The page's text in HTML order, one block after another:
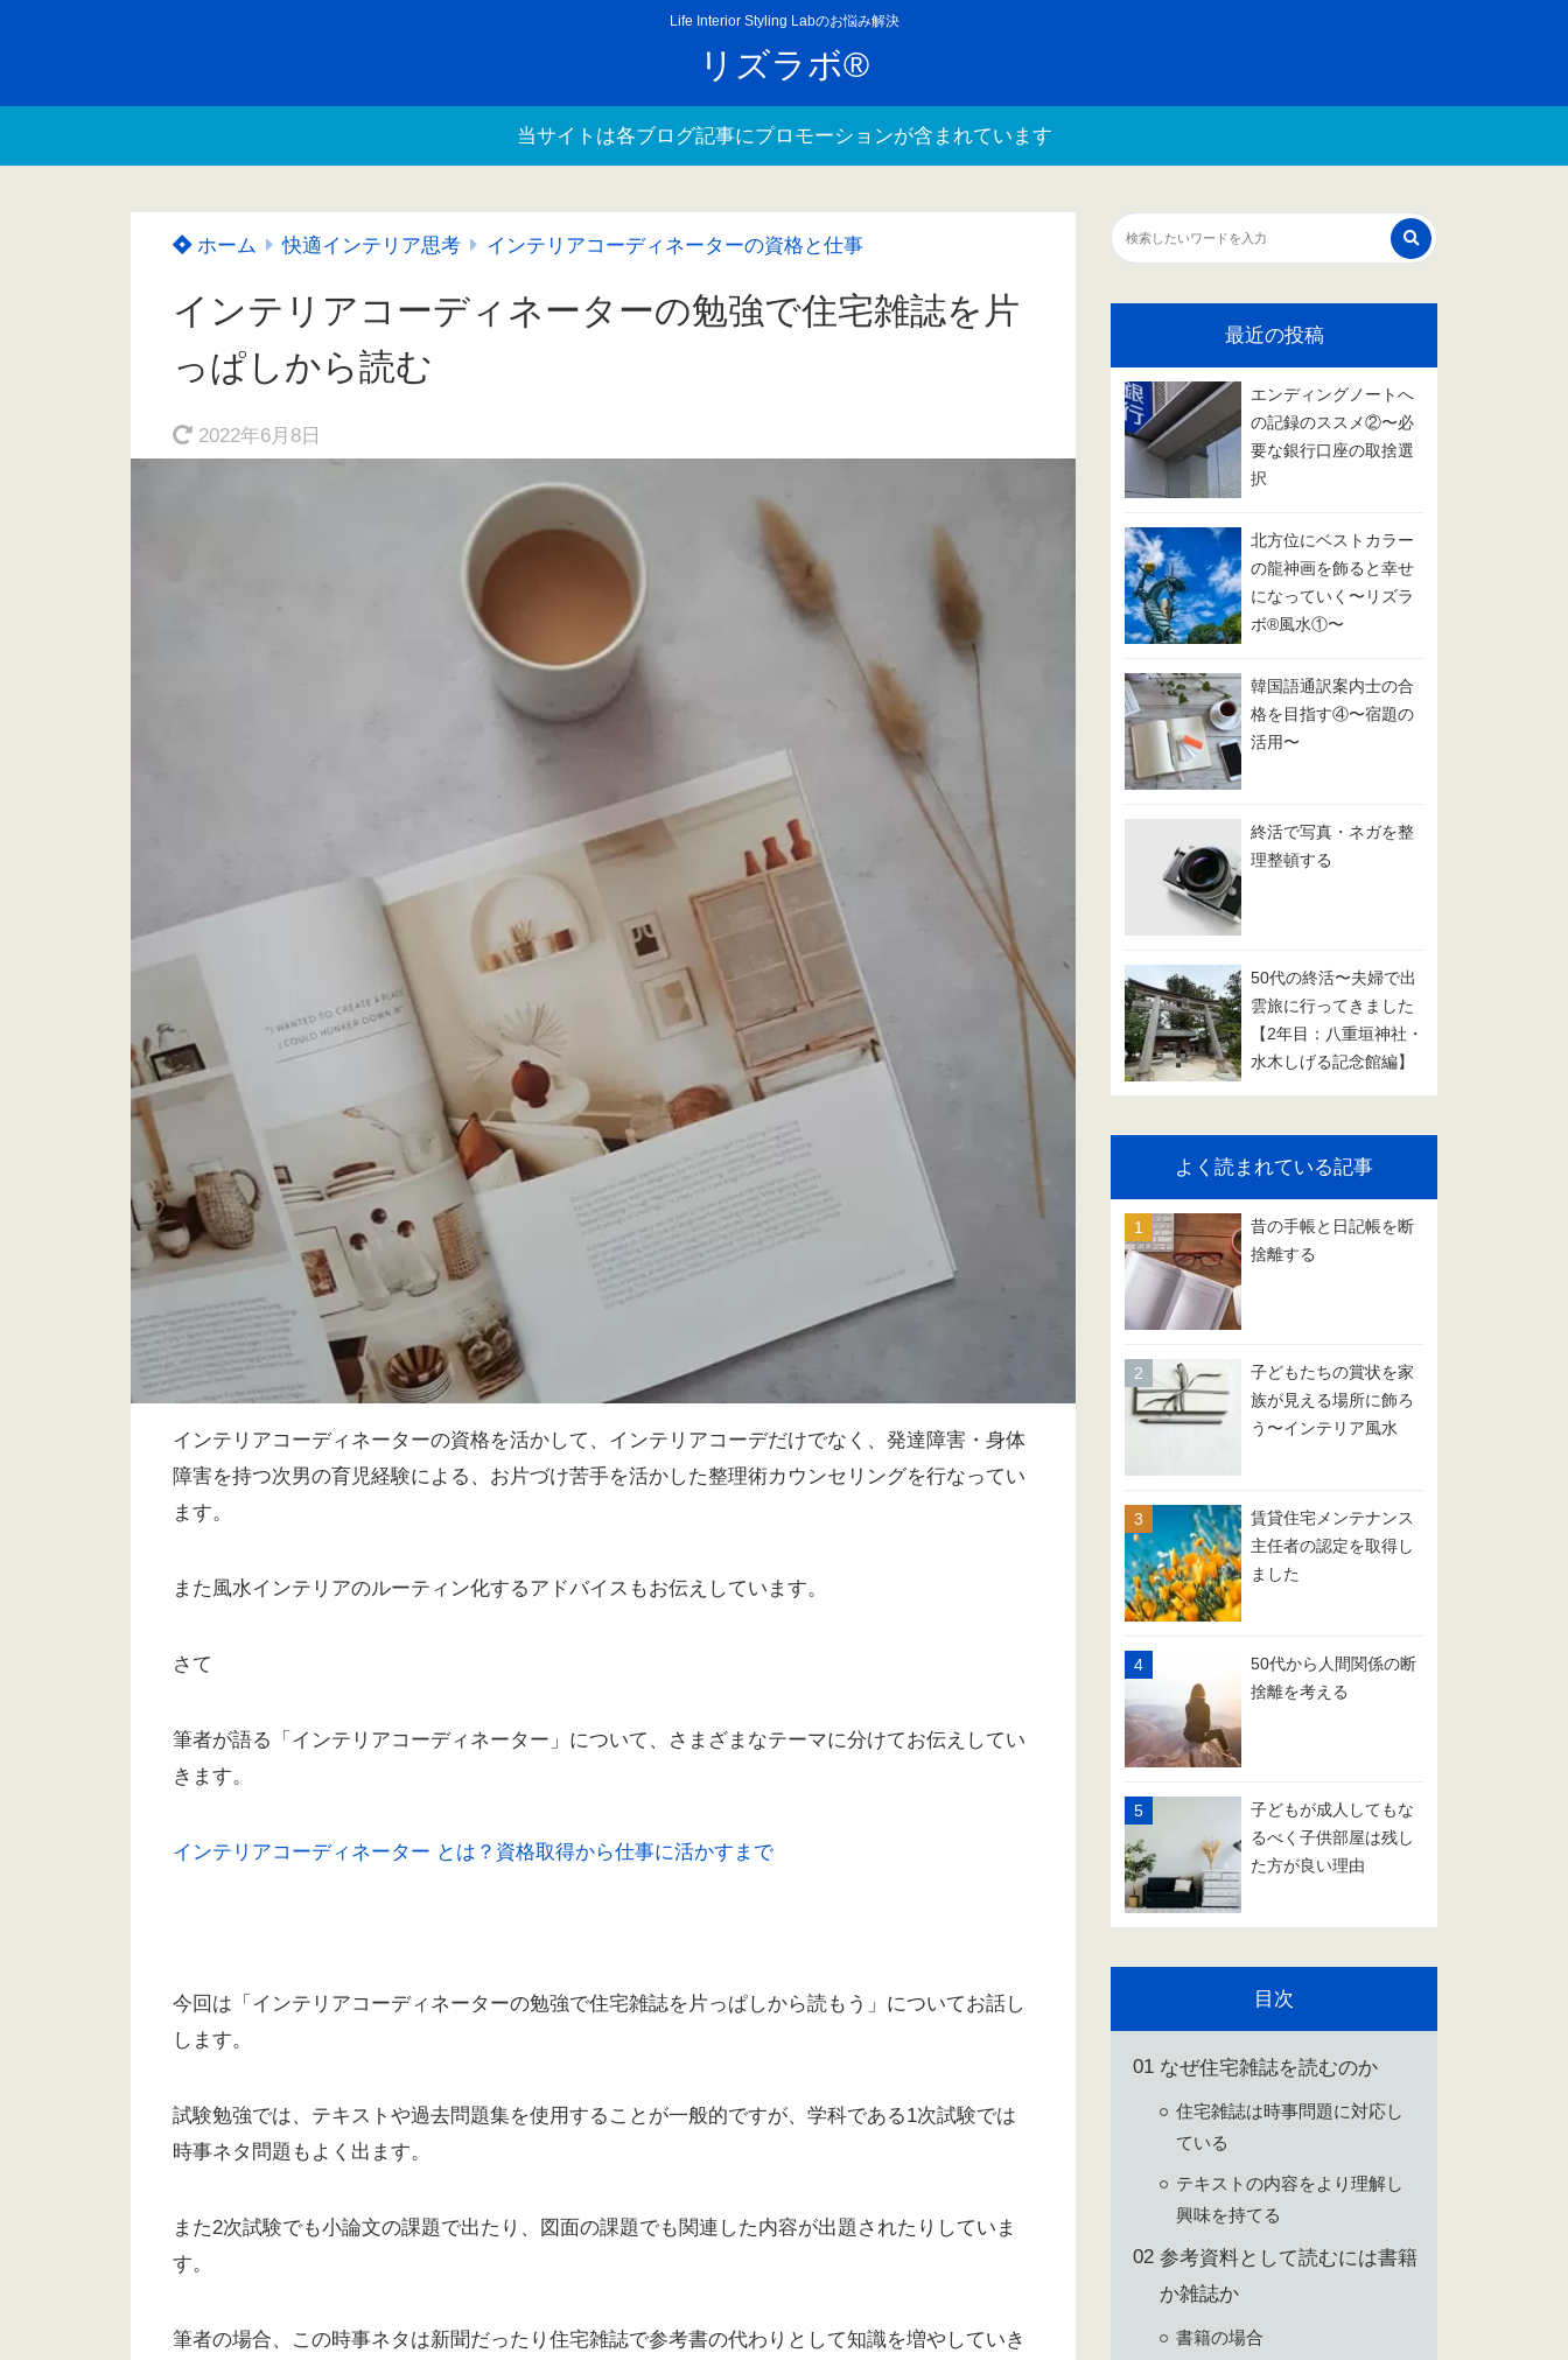
Life Interior Styling Labのお悩み解決
リズラボ®
当サイトは各ブログ記事にプロモーションが含まれています
ホーム 快適インテリア思考 インテリアコーディネーターの資格と仕事
インテリアコーディネーターの勉強で住宅雑誌を片
っぱしから読む
2022年6月8日
インテリアコーディネーターの資格を活かして、インテリアコーデだけでなく、発達障害・身体
障害を持つ次男の育児経験による、お片づけ苦手を活かした整理術カウンセリングを行なってい
ます。
また風水インテリアのルーティン化するアドバイスもお伝えしています。
さて
筆者が語る「インテリアコーディネーター」について、さまざまなテーマに分けてお伝えしてい
きます。
インテリアコーディネーター とは？資格取得から仕事に活かすまで
今回は「インテリアコーディネーターの勉強で住宅雑誌を片っぱしから読もう」についてお話し
します。
試験勉強では、テキストや過去問題集を使用することが一般的ですが、学科である1次試験では
時事ネタ問題もよく出ます。
また2次試験でも小論文の課題で出たり、図面の課題でも関連した内容が出題されたりしていま
す。
筆者の場合、この時事ネタは新聞だったり住宅雑誌で参考書の代わりとして知識を増やしていき
最近の投稿
エンディングノートへ
の記録のススメ②〜必
要な銀行口座の取捨選
択
北方位にベストカラー
の龍神画を飾ると幸せ
になっていく〜リズラ
ボ®️風水①〜
韓国語通訳案内士の合
格を目指す④〜宿題の
活用〜
終活で写真・ネガを整
理整頓する
50代の終活〜夫婦で出
雲旅に行ってきました
【2年目：八重垣神社・
水木しげる記念館編】
よく読まれている記事
昔の手帳と日記帳を断
捨離する
子どもたちの賞状を家
族が見える場所に飾ろ
う〜インテリア風水
賃貸住宅メンテナンス
主任者の認定を取得し
ました
50代から人間関係の断
捨離を考える
子どもが成人してもな
るべく子供部屋は残し
た方が良い理由
目次
なぜ住宅雑誌を読むのか
住宅雑誌は時事問題に対応し
ている
テキストの内容をより理解し
興味を持てる
参考資料として読むには書籍
か雑誌か
書籍の場合